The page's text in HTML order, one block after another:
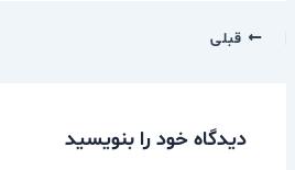
قبلی
دیدگاه‌ خود را بنویسید